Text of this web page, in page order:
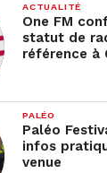
ACTUALITÉ
One FM
statut de
référence à
PALÉO
Paléo
infos
venue